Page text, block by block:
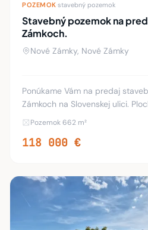
POZEMOK stavebný pozemok
Stavebný pozemok na
Zámkoch.
Nové Zámky, Nové Zámky
Ponúkame Vám na predaj
Zámkoch na Slovenskej ulici.
Inžinierske siete ako elektrika,
Pozemok 662 m²
118 000 €